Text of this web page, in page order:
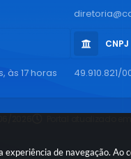
de navegação. Ao
às 17 horas
CNPJ
49.910.821/